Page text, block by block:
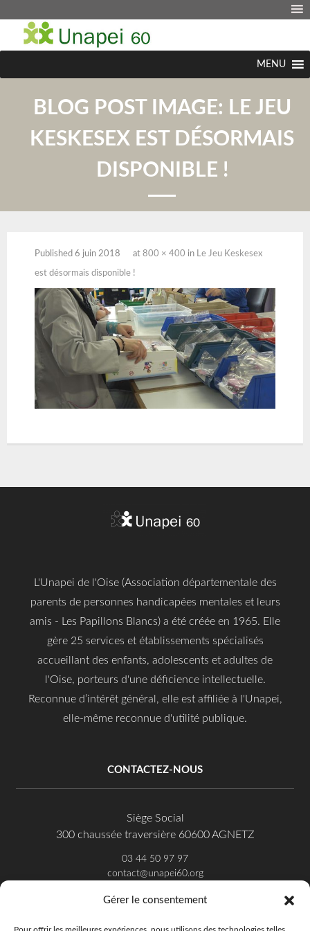
Gérer le consentement
MENU
BLOG POST IMAGE: LE JEU
KESKESEX EST DÉSORMAIS
DISPONIBLE !
Published 6 juin 2018 at 800 × 400 in Le Jeu Keskesex
est désormais disponible !
L'Unapei de l'Oise (Association départementale des
parents de personnes handicapées mentales et leurs
amis - Les Papillons Blancs) a été créée en 1965. Elle
gère 25 services et établissements spécialisés
accueillant des enfants, adolescents et adultes de
l'Oise, porteurs d'une déficience intellectuelle.
Reconnue d’intérêt général, elle est affiliée à l'Unapei,
elle-même reconnue d'utilité publique.
CONTACTEZ-NOUS
Siège Social
300 chaussée traversière 60600 AGNETZ
03 44 50 97 97
contact@unapei60.org